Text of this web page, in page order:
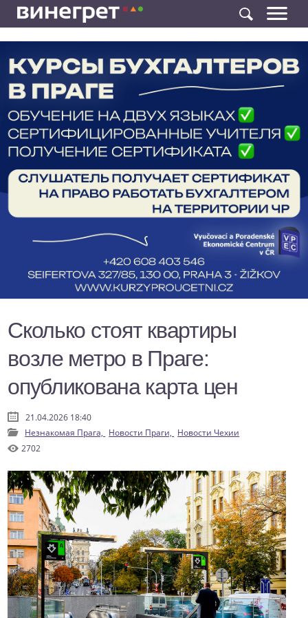
Сколько стоят квартиры
возле метро в Праге:
опубликована карта цен
21.04.2026 18:40
Незнакомая Прага, Новости Праги, Новости Чехии
2702